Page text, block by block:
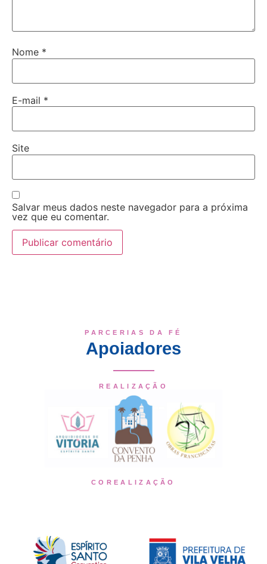
Nome *
E-mail *
Site
Salvar meus dados neste navegador para a próxima
vez que eu comentar.
PARCERIAS DA FÉ
Apoiadores
REALIZAÇÃO
COREALIZAÇÃO